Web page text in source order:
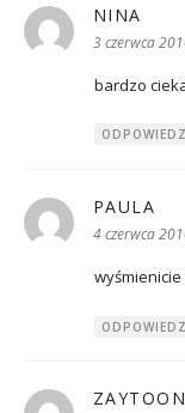
NINA
3 czerwca
bardzo
ODPOWIEDZ
PAULA
4 czerwca
ODPOWIEDZ
ZAYTOON